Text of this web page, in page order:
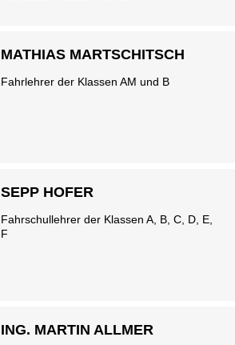
MATHIAS MARTSCHITSCH
Fahrlehrer der Klassen AM und B
SEPP HOFER
Fahrschullehrer der Klassen A, B, C, D, E,
F
ING. MARTIN ALLMER